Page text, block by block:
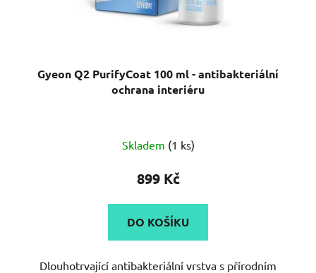
Gyeon Q2 PurifyCoat 100 ml - antibakteriální
ochrana interiéru
Skladem (1 ks)
899 Kč
DO KOŠÍKU
Dlouhotrvající antibakteriální vrstva s přírodním